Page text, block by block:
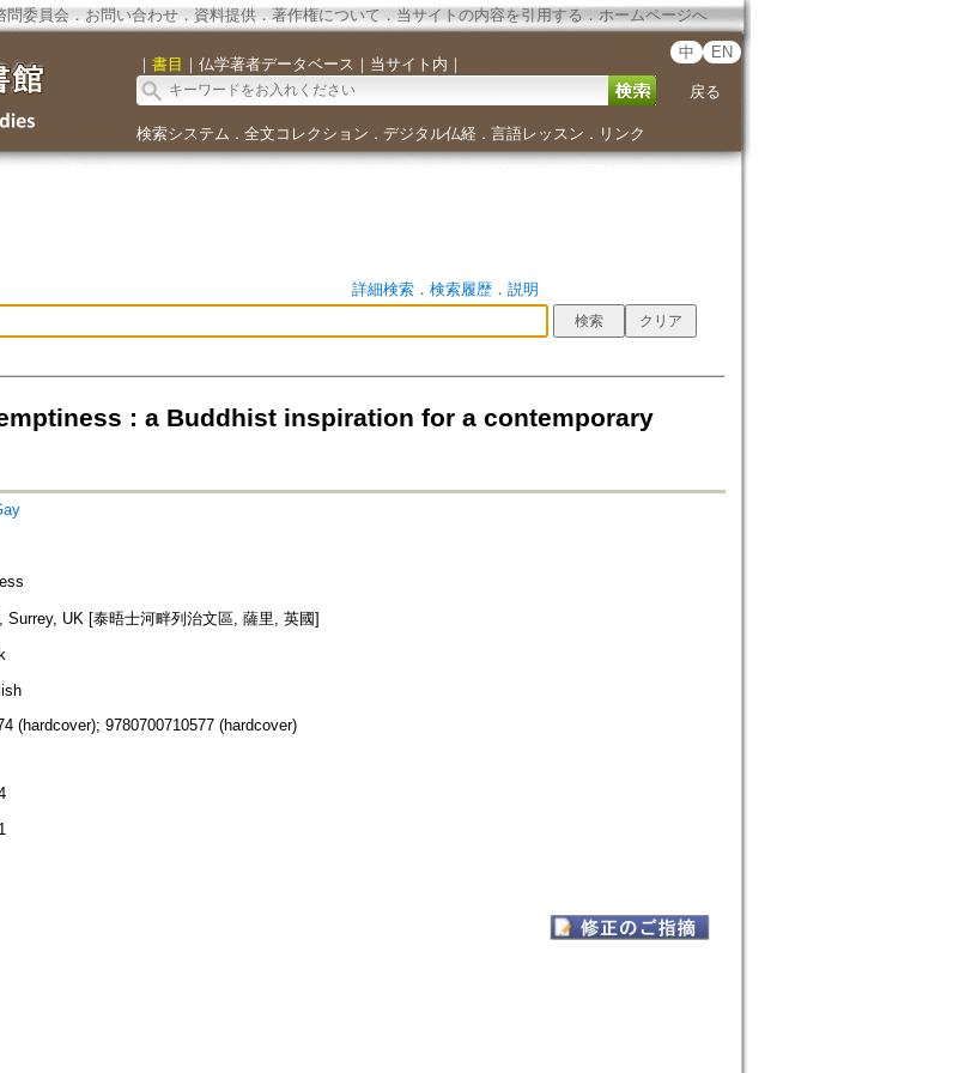
問委員会． お問い合わせ． 資料提供． 著作権について．当サイトの内容を引用する ． ホームページへ
｜ 書目 ｜ 仏学著者データベース ｜ 当サイト内 ｜
中 EN
戻る
検索システム ． 全文コレクション ． デジタル仏経． 言語レッスン ． リンク
詳細検索． 検索履歴． 説明
: a Buddhist inspiration for a contemporary
Surrey, UK [泰晤士河畔列治文區, 薩里, 英國]
(hardcover); 9780700710577 (hardcover)